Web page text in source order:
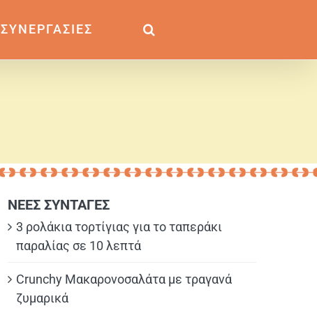
ΣΥΝΕΡΓΑΣΙΕΣ
ΝΕΕΣ ΣΥΝΤΑΓΕΣ
3 ρολάκια τορτίγιας για το ταπεράκι
παραλίας σε 10 λεπτά
Crunchy Μακαρονοσαλάτα με τραγανά
ζυμαρικά